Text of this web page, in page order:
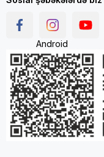
Android